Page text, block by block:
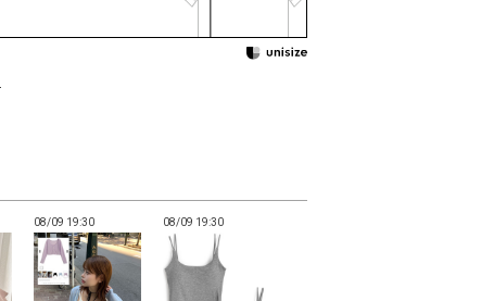
08/09 19:30 08/09 19:30